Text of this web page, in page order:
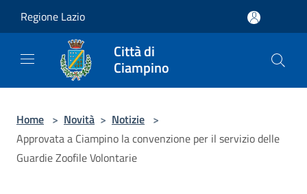
Regione Lazio
Città di
Ciampino
Home > Novità > Notizie >
Approvata a Ciampino la convenzione per il servizio delle
Guardie Zoofile Volontarie